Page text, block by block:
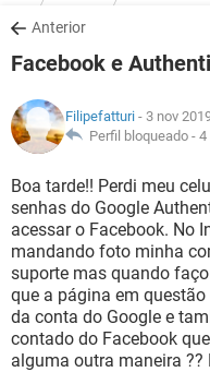
OUTLOOK
INSTAGRAM
GUIA DE COMPRAS
JOGOS
INSTAGRAM
GUIA DE COMPRAS
DOWNLOADS
JOGOS
CELULAR
OUTLOOK
INSTAGRAM
GUIA DE COMPRAS
JOGOS
CELULAR
OUTLOOK
INSTAGRAM
GUIA DE COMPRAS
GLOSSÁRIO
CELULAR
OUTLOOK
INSTAGRAM
GUIA DE COMPRAS
Anterior
Facebook e
Filipefatturi - 3 nov
Perfil bloqueado - 4
Boa tarde!! Perdi meu
senhas do Google
acessar o Facebook. No
mandando foto minha
suporte mas quando
que a página em
da conta do Google e
contado do Facebook
alguma outra maneira